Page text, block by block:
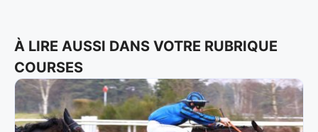
À LIRE AUSSI DANS VOTRE RUBRIQUE
COURSES